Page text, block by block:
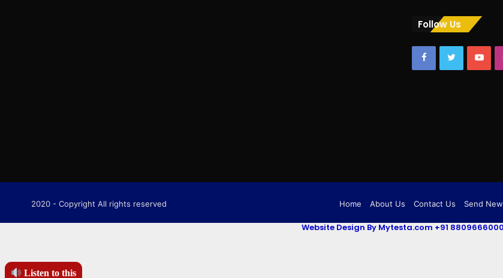
Listen to this
Follow Us
FacebookTwitter
2020 - Copyright All rights reserved Home About Us Contact Us Send
Website Design By Mytesta.com +91 8809666000